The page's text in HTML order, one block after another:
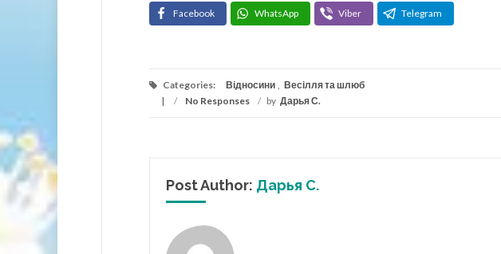
Facebook WhatsApp Viber Telegram
Categories: Відносини , Весілля та шлюб
/
No Responses / by Дарья С.
Post Author: Дарья С.